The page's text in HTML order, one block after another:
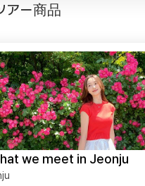
アー商品
Hotspots Tour